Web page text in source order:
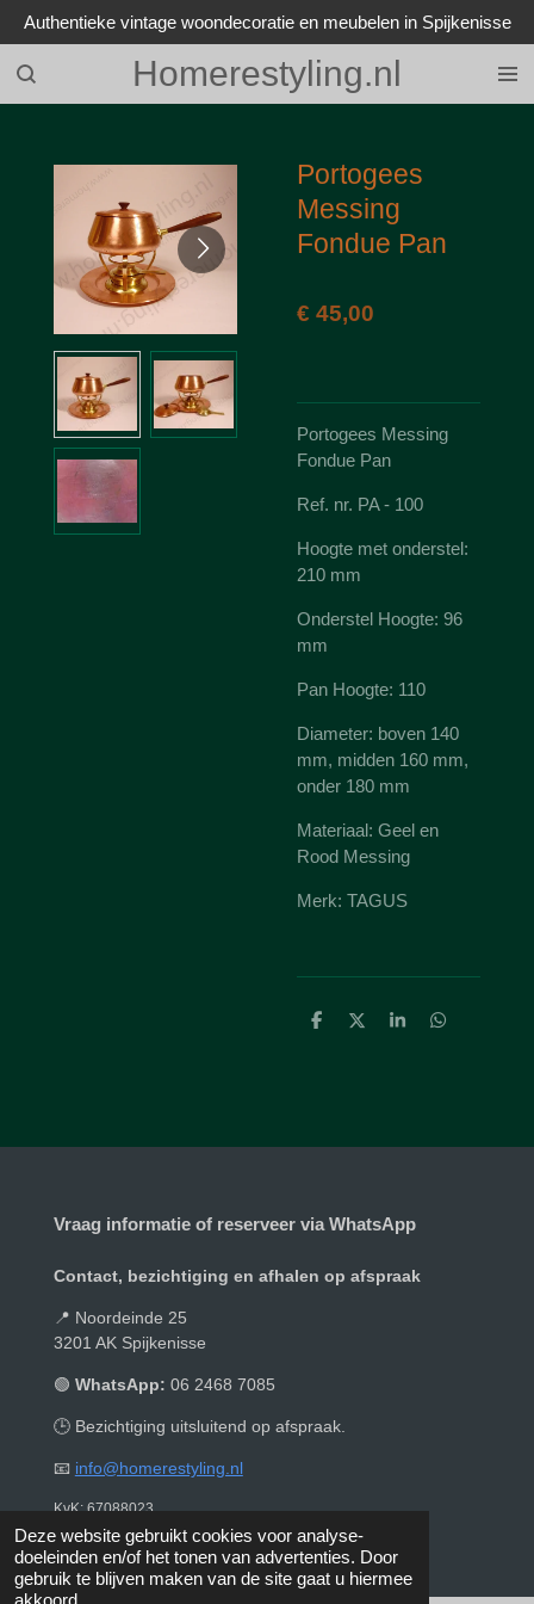
Deze website gebruikt cookies voor analyse-
doeleinden en/of het tonen van advertenties. Door
gebruik te blijven maken van de site gaat u hiermee
akkoord.
Ga
direct
naar
de
Homerestyling.nl
Authentieke vintage woondecoratie en meubelen in Spijkenisse
Portogees
Messing
Fondue Pan
€ 45,00
Portogees Messing
Fondue Pan
Ref. nr. PA - 100
Hoogte met onderstel:
210 mm
Onderstel Hoogte: 96
mm
Pan Hoogte: 110
Diameter: boven 140
mm, midden 160 mm,
onder 180 mm
Materiaal: Geel en
Rood Messing
Merk: TAGUS
D
D
S
D
Vraag informatie of reserveer via WhatsApp
Contact, bezichtiging en afhalen op afspraak
📍 Noordeinde 25
3201 AK Spijkenisse
🟢 WhatsApp: 06 2468 7085
🕒 Bezichtiging uitsluitend op afspraak.
📧 info@homerestyling.nl
KvK: 67088023
© 2019 - 2026 Homerestyling